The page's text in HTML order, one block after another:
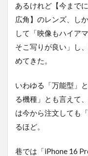
あるけれど【今まで
広角】のレンズ、し
して「映像もハイア
そこ写りが良い」し
めてきた。
いわゆる「万能型」
る機種」とも言えて
は今から注文しても
るほど。
巷では「iPhone 16